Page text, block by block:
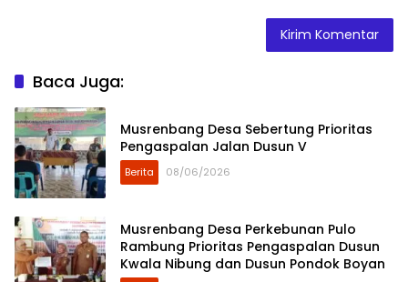
Baca Juga:
Musrenbang Desa Sebertung Prioritas
Pengaspalan Jalan Dusun V
Berita 08/06/2026
Musrenbang Desa Perkebunan Pulo
Rambung Prioritas Pengaspalan Dusun
Kwala Nibung dan Dusun Pondok Boyan